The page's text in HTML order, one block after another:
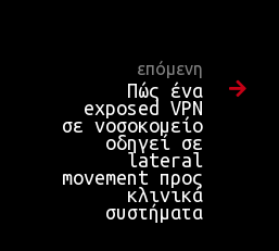
επόμενη
Πώς ένα
exposed VPN
σε νοσοκομείο
οδηγεί σε
lateral
movement προς
κλινικά
συστήματα